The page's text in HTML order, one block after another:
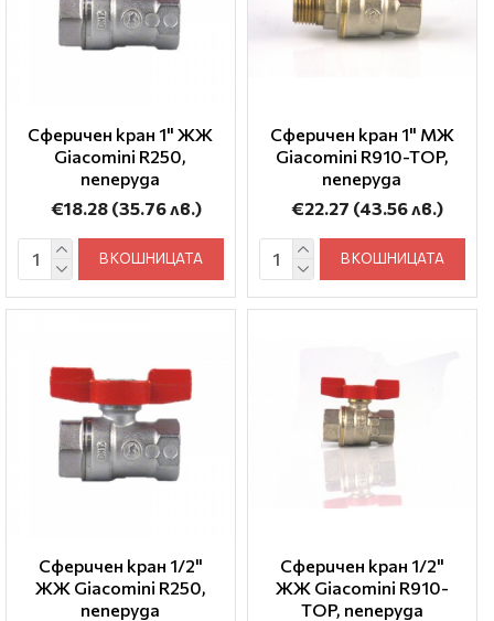
Сферичен кран 1" ЖЖ
Giacomini R250,
пеперуда
€18.28 (35.76 лв.)
В КОШНИЦАТА
Сферичен кран 1" МЖ
Giacomini R910-TOP,
пеперуда
€22.27 (43.56 лв.)
В КОШНИЦАТА
Сферичен кран 1/2"
ЖЖ Giacomini R250,
пеперуда
Сферичен кран 1/2"
ЖЖ Giacomini R910-
TOP, пеперуда